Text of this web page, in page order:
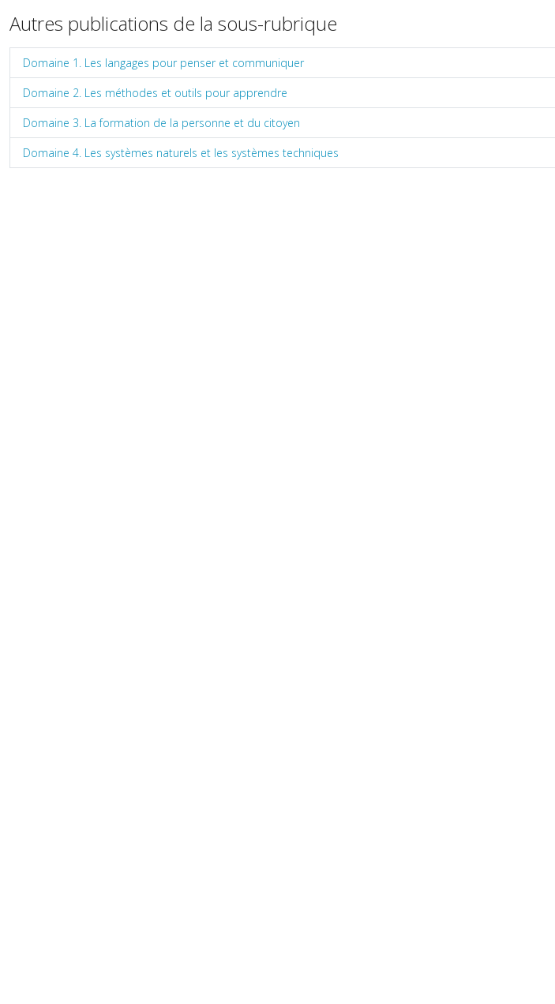
Autres publications de la sous-rubrique
Domaine 1. Les langages pour penser et communiquer
Domaine 2. Les méthodes et outils pour apprendre
Domaine 3. La formation de la personne et du citoyen
Domaine 4. Les systèmes naturels et les systèmes techniques